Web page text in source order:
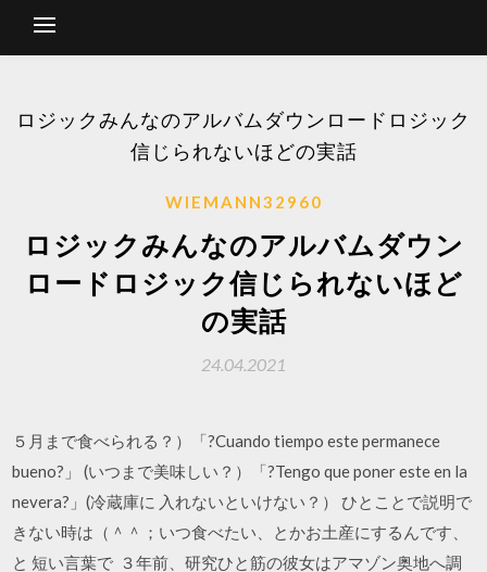
ロジックみんなのアルバムダウンロードロジック
信じられないほどの実話
WIEMANN32960
ロジックみんなのアルバムダウン
ロードロジック信じられないほど
の実話
24.04.2021
５月まで食べられる？）「?Cuando tiempo este permanece
bueno?」 (いつまで美味しい？）「?Tengo que poner este en la
nevera?」(冷蔵庫に 入れないといけない？） ひとことで説明で
きない時は（＾＾；いつ食べたい、とかお土産にするんです、
と 短い言葉で ３年前、研究ひと筋の彼女はアマゾン奥地へ調